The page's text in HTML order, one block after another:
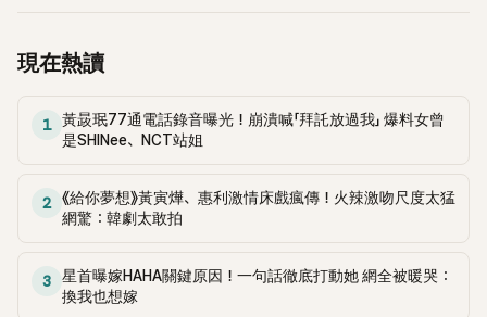
現在熱讀
1
黃晸珉77通電話錄音曝光！崩潰喊「拜託放過我」 爆料女曾
是SHINee、NCT站姐
2
《給你夢想》黃寅燁、惠利激情床戲瘋傳！火辣激吻尺度太猛
網驚：韓劇太敢拍
3
星首曝嫁HAHA關鍵原因！一句話徹底打動她 網全被暖哭：
換我也想嫁